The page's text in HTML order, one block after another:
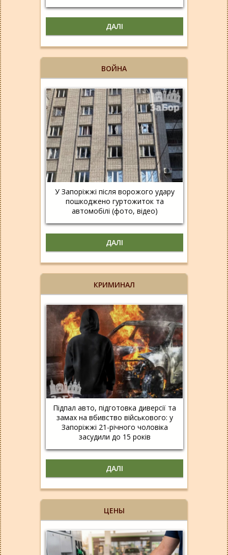
ДАЛІ
ВОЙНА
У Запоріжжі після ворожого удару
пошкоджено гуртожиток та
автомобілі (фото, відео)
ДАЛІ
КРИМИНАЛ
Підпал авто, підготовка диверсії та
замах на вбивство військового: у
Запоріжжі 21-річного чоловіка
засудили до 15 років
ДАЛІ
ЦЕНЫ